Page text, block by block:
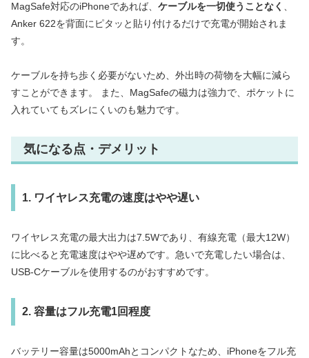
MagSafe対応のiPhoneであれば、 ケーブルを一切使うことなく
Anker 622を背面にピタッと貼り付けるだけで充電が開始されま
す。
ケーブルを持ち歩く必要がないため、外出時の荷物を大幅に減ら
すことができます。 また、MagSafeの磁力は強力で、ポケットに
入れていてもズレにくいのも魅力です。
気になる点・デメリット
1. ワイヤレス充電の速度はやや遅い
ワイヤレス充電の最大出力は7.5Wであり、有線充電（最大12W）
に比べると充電速度はやや遅めです。急いで充電したい場合は、
USB-Cケーブルを使用するのがおすすめです。
2. 容量はフル充電1回程度
バッテリー容量は5000mAhとコンパクトなため、iPhoneをフル充